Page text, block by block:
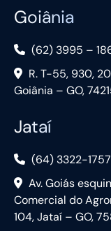
Goiânia
(62) 3995 –
R. T-55, 930,
Goiânia – GO,
Jataí
(64) 3322-1757
Av. Goiás
Comercial do
104, Jataí – GO,